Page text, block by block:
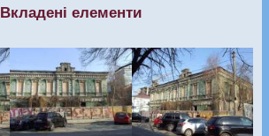
Вкладені елементи